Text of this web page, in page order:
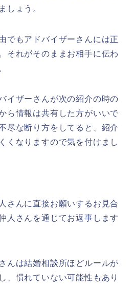
しょう。
でもアドバイザーさんには正
それがそのままお相手に伝わ
イザーさんが次の紹介の時の
ら情報は共有した方がいいで
尽な断り方をしてると、紹介
くなりますので気を付けまし
さんに直接お願いするお見合
人さんを通じてお返事します
んは結婚相談所ほどルールが
、慣れていない可能性もあり